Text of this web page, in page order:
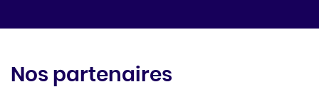
Nos partenaires